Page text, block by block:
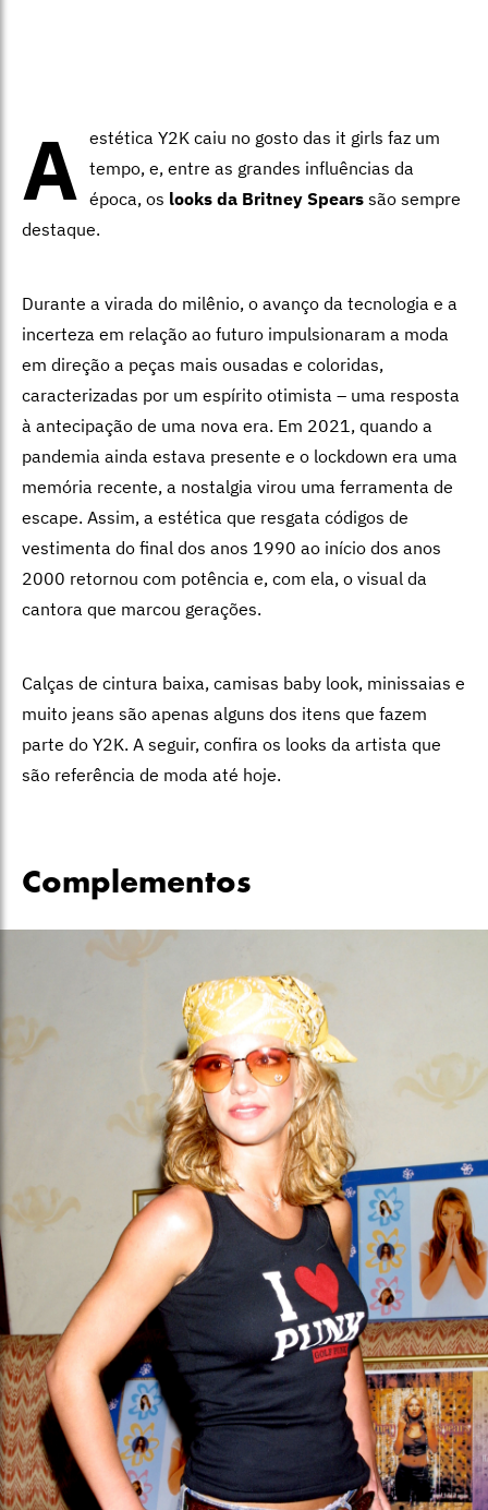
A estética Y2K caiu no gosto das it girls faz um
tempo, e, entre as grandes influências da
época, os looks da Britney Spears são sempre
destaque.
Durante a virada do milênio, o avanço da tecnologia e a
incerteza em relação ao futuro impulsionaram a moda
em direção a peças mais ousadas e coloridas,
caracterizadas por um espírito otimista – uma resposta
à antecipação de uma nova era. Em 2021, quando a
pandemia ainda estava presente e o lockdown era uma
memória recente, a nostalgia virou uma ferramenta de
escape. Assim, a estética que resgata códigos de
vestimenta do final dos anos 1990 ao início dos anos
2000 retornou com potência e, com ela, o visual da
cantora que marcou gerações.
Calças de cintura baixa, camisas baby look, minissaias e
muito jeans são apenas alguns dos itens que fazem
parte do Y2K. A seguir, confira os looks da artista que
são referência de moda até hoje.
Complementos